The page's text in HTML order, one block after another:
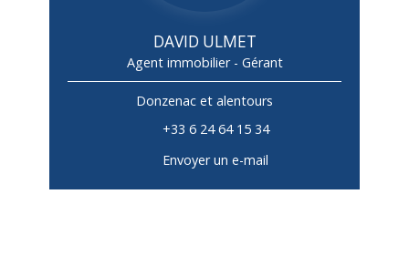
DAVID ULMET
Agent immobilier - Gérant
Donzenac et alentours
+33 6 24 64 15 34
Envoyer un e-mail